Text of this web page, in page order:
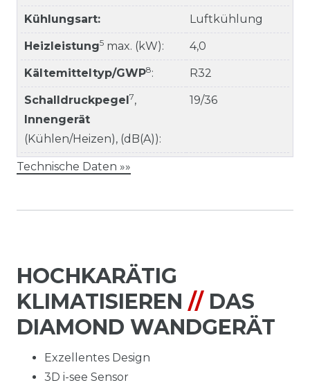
Kühlungsart: Luftkühlung
Heizleistung5 max. (kW): 4,0
Kältemitteltyp/GWP8: R32
Schalldruckpegel 7,
Innengerät
(Kühlen/Heizen), (dB(A)):
19/36
Technische Daten »»
HOCHKARÄTIG
KLIMATISIEREN// DAS
DIAMOND WANDGERÄT
Exzellentes Design
3D i-see Sensor